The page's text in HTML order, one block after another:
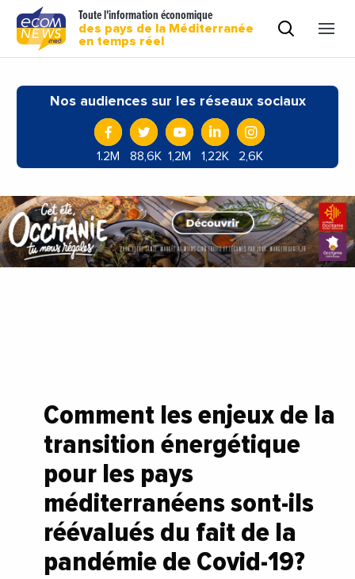
Toute l'information économique
des pays de la Méditerranée
en temps réel
Nos audiences sur les réseaux sociaux
1.2M 88,6K 1,2M 1,22K 2,6K
Comment les enjeux de la
transition énergétique
pour les pays
méditerranéens sont-ils
réévalués du fait de la
pandémie de Covid-19?